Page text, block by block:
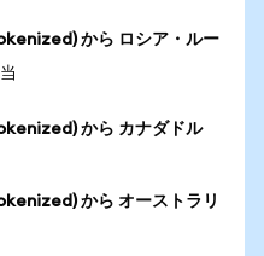
から ロシア・ルー
から カナダドル
から オーストラリ